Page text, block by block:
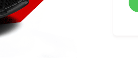
Pneus 205/65 R16 95H